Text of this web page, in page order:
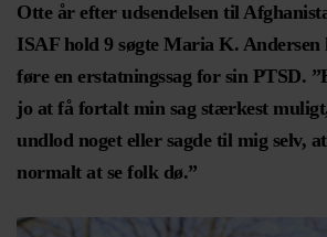
Otte år efter udsendelsen til
ISAF hold 9 søgte Maria K.
føre en erstatningssag for sin PTSD.
jo at få fortalt min sag stærkest
undlod noget eller sagde til mig selv,
normalt at se folk dø.”